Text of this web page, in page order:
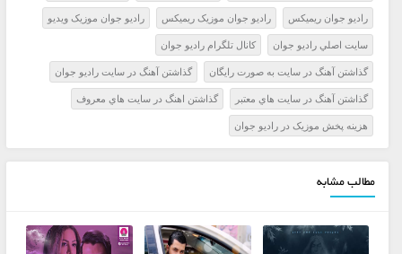
راديو جوان ريميکس راديو جوان موزيک ريميکس راديو جوان موزيک ويديو
سايت اصلي راديو جوان کانال تلگرام راديو جوان
گذاشتن آهنگ در سايت به صورت رايگان گذاشتن آهنگ در سايت راديو جوان
گذاشتن آهنگ در سايت هاي معتبر گذاشتن اهنگ در سايت هاي معروف
هزينه پخش موزيک در راديو جوان
مطالب مشابه